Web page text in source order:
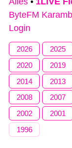
ByteFM
Login
2026 2025
2020
2019
2014
2013
2008
2007
2002
2001
1996